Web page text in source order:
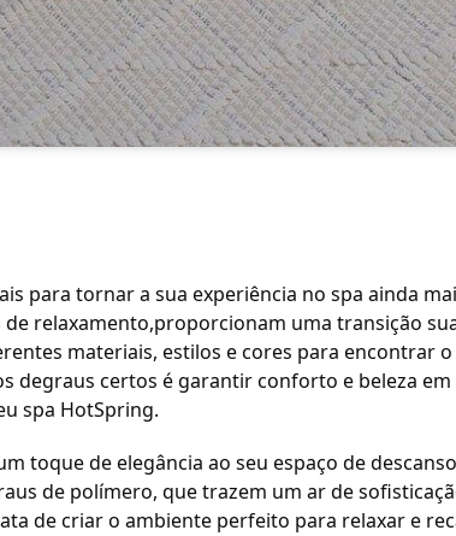
para tornar a sua experiência no spa ainda
relaxamento,proporcionam uma transição
materiais, estilos e cores para encontrar
degraus certos é garantir conforto e beleza
spa HotSpring.
toque de elegância ao seu espaço de
de polímero, que trazem um ar de
de criar o ambiente perfeito para relaxar e